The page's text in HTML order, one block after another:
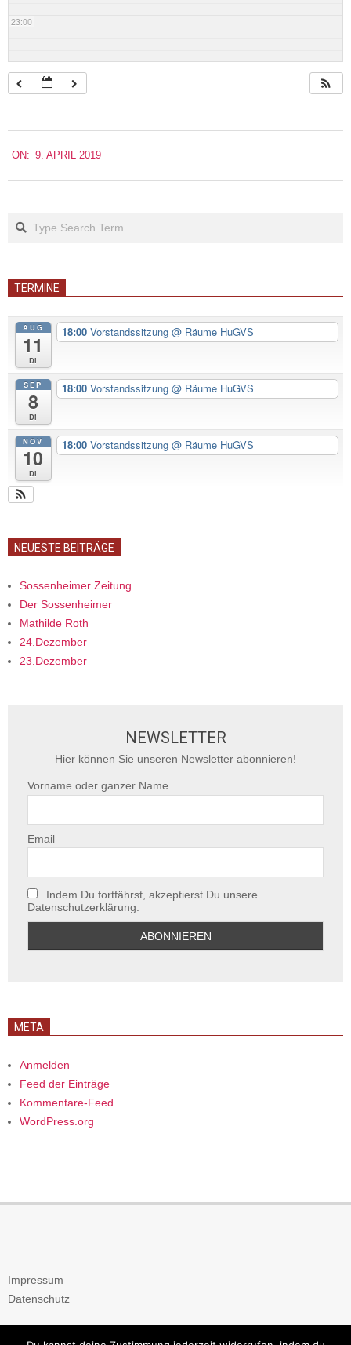
23:00
04-
09
ON: 9. APRIL 2019
TERMINE
AUG
11
Di
18:00 Vorstandssitzung @ Räume HuGVS
SEP
8
Di
18:00 Vorstandssitzung @ Räume HuGVS
NOV
10
Di
18:00 Vorstandssitzung @ Räume HuGVS
NEUESTE BEITRÄGE
Sossenheimer Zeitung
Der Sossenheimer
Mathilde Roth
24.Dezember
23.Dezember
NEWSLETTER
Hier können Sie unseren Newsletter abonnieren!
Vorname oder ganzer Name
Email
Indem Du fortfährst, akzeptierst Du unsere
Datenschutzerklärung.
META
Anmelden
Feed der Einträge
Kommentare-Feed
WordPress.org
Impressum
Datenschutz